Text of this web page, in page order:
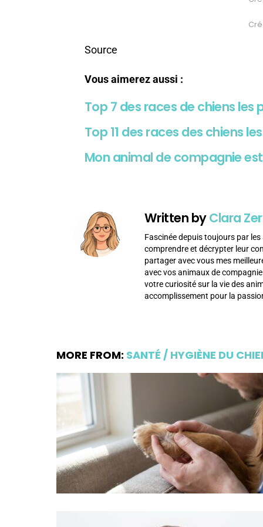
Source
Vous aimerez aussi :
Top 7 des races de chiens les
Top 11 des races des chiens
Mon animal de compagnie
Written byClara
Fascinée depuis toujours par
comprendre et décrypter leur
partager avec vous mes
avec vos animaux de
votre curiosité sur la vie des
accomplissement pour la
MORE FROM: SANTÉ / HYGIÈNE DU